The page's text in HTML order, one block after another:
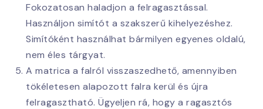
Fokozatosan haladjon a felragasztással.
Használjon simítót a szakszerű kihelyezéshez.
Simítóként használhat bármilyen egyenes oldalú,
nem éles tárgyat.
A matrica a falról visszaszedhető, amennyiben
tökéletesen alapozott falra kerül és újra
felragasztható. Ügyeljen rá, hogy a ragasztós